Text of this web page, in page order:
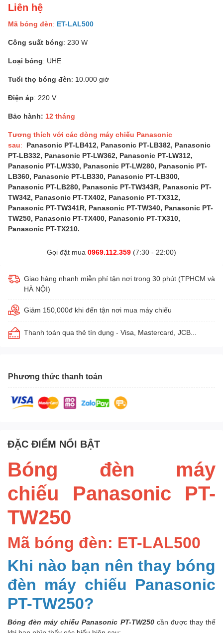
Liên hệ
Mã bóng đèn: ET-LAL500
Công suất bóng: 230 W
Loại bóng: UHE
Tuổi thọ bóng đèn: 10.000 giờ
Điện áp: 220 V
Bảo hành: 12 tháng
Tương thích với các dòng máy chiếu Panasonic
sau: Panasonic PT-LB412, Panasonic PT-LB382, Panasonic
PT-LB332, Panasonic PT-LW362, Panasonic PT-LW312,
Panasonic PT-LW330, Panasonic PT-LW280, Panasonic PT-
LB360, Panasonic PT-LB330, Panasonic PT-LB300,
Panasonic PT-LB280, Panasonic PT-TW343R, Panasonic PT-
TW342, Panasonic PT-TX402, Panasonic PT-TX312,
Panasonic PT-TW341R, Panasonic PT-TW340, Panasonic PT-
TW250, Panasonic PT-TX400, Panasonic PT-TX310,
Panasonic PT-TX210.
Gọi đặt mua 0969.112.359 (7:30 - 22:00)
Giao hàng nhanh miễn phí tận nơi trong 30 phút (TPHCM và
HÀ NỘI)
Giảm 150,000đ khi đến tận nơi mua máy chiếu
Thanh toán qua thẻ tín dụng - Visa, Mastercard, JCB...
Phương thức thanh toán
ĐẶC ĐIỂM NỔI BẬT
Bóng đèn máy
chiếu Panasonic PT-
TW250
Mã bóng đèn: ET-LAL500
Khi nào bạn nên thay bóng
đèn máy chiếu Panasonic
PT-TW250?
Bóng đèn máy chiếu Panasonic PT-TW250 cần được thay thế